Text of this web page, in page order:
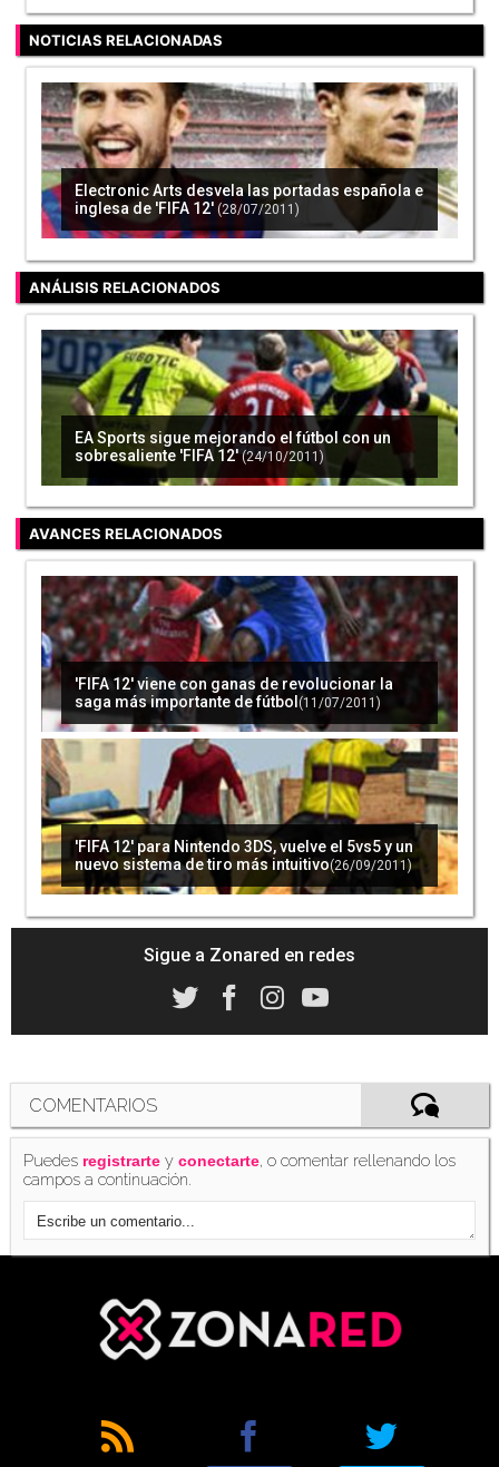
NOTICIAS RELACIONADAS
Electronic Arts desvela las portadas española e
inglesa de 'FIFA 12' (28/07/2011)
ANÁLISIS RELACIONADOS
EA Sports sigue mejorando el fútbol con un
sobresaliente 'FIFA 12' (24/10/2011)
AVANCES RELACIONADOS
'FIFA 12' viene con ganas de revolucionar la
saga más importante de fútbol(11/07/2011)
'FIFA 12' para Nintendo 3DS, vuelve el 5vs5 y un
nuevo sistema de tiro más intuitivo(26/09/2011)
Sigue a Zonared en redes
COMENTARIOS
Puedes registrarte yconectarte, o comentar rellenando los
campos a continuación.